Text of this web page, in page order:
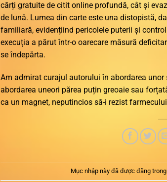
cărți gratuite de citit online profundă, cât și
de lună. Lumea din carte este una distopistă,
familiară, evidențiind pericolele puterii și
execuția a părut într-o oarecare măsură
se îndepărta.
Am admirat curajul autorului în abordarea
abordarea uneori părea puțin greoaie sau
ca un magnet, neputincios să-i rezist
Mục nhập này đã được đăng trong